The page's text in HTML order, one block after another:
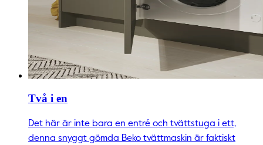
Två i en
Det här är inte bara en entré och tvättstuga i ett,
denna snyggt gömda Beko tvättmaskin är faktiskt